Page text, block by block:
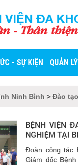
VIỆN ĐA
- Thân
- SỰ KIỆN QUẢN
Ninh Bình > Đào
BỆNH VIỆN
NGHIỆM TẠI
Đoàn công tác
Giám đốc